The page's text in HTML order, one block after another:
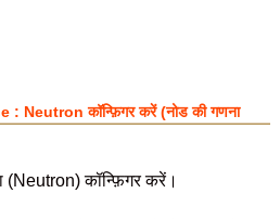
Neutron कॉन्फ़िगर करें (नोड की गणना
(Neutron) कॉन्फ़िगर करें।